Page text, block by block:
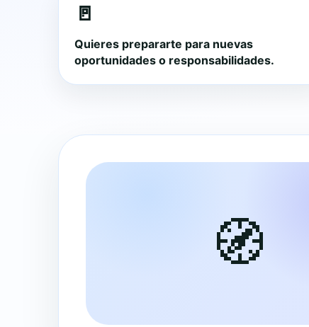
🚪
Quieres prepararte para nuevas
oportunidades o responsabilidades.
🧭